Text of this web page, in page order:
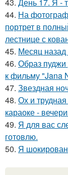
44. На
портрет в
лестнице с
45. Месяц
46. Образ пуджи
к фильму "Jana
47. Звездная
48. Ох и
караоке -
49. Я для вас
готовлю.
50. Я